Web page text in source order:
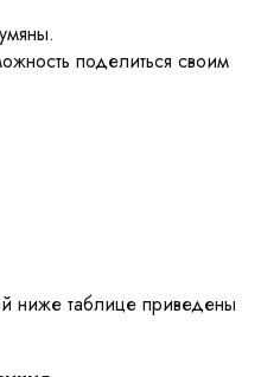
поделиться своим
ниже таблице приведены